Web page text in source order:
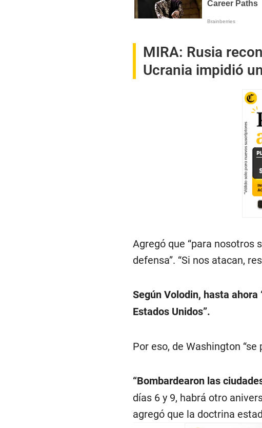
MIRA: Rusia
Ucrania impidió
Agregó que “para nosotros
defensa”. “Si nos atacan,
Según Volodin, hasta
Estados Unidos”.
Por eso, de Washington
“Bombardearon las
días 6 y 9, habrá otro
agregó que la doctrina